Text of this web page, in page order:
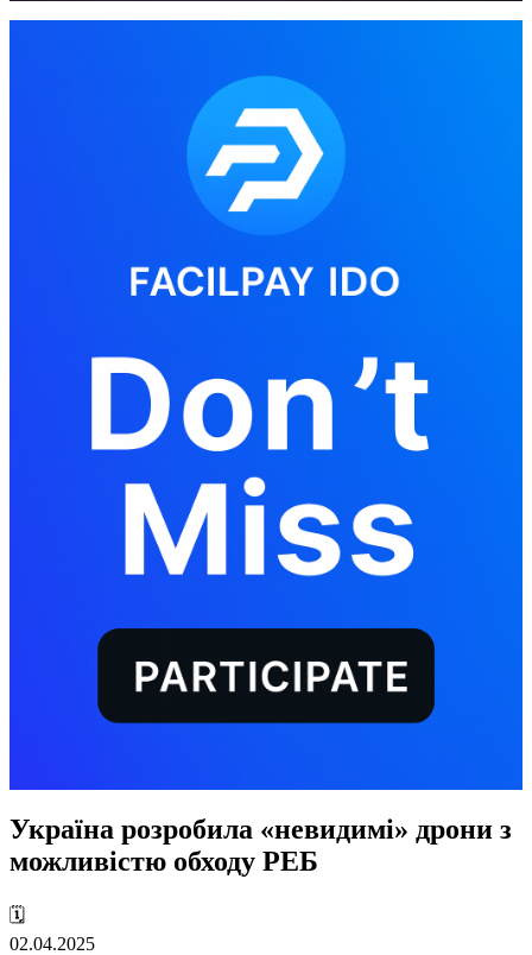
Україна розробила «невидимі» дрони з
можливістю обходу РЕБ
🗓️
02.04.2025